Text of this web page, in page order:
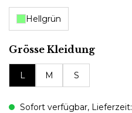
Hellgrün
Grösse Kleidung
L M S
Sofort verfügbar,